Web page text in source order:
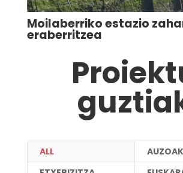
Moilaberriko estazio
eraberritzea
ALL
AUZOAK